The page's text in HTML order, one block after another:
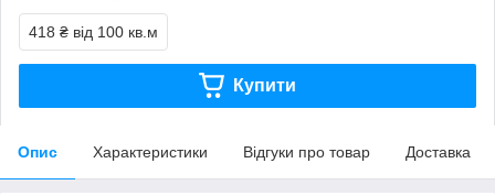
418 ₴ від 100 кв.м
Купити
Опис Характеристики Відгуки про товар Доставка